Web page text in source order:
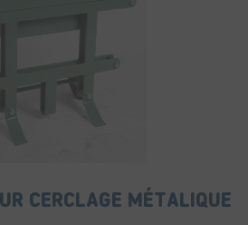
CERCLAGE MÉTALIQUE